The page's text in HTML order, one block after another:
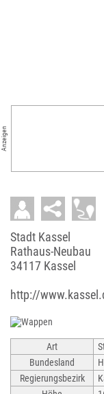
Anzeigen
Stadt Kassel
Rathaus-Neubau
34117 Kassel
http://
Art
Bundesland
Regierungsbezirk